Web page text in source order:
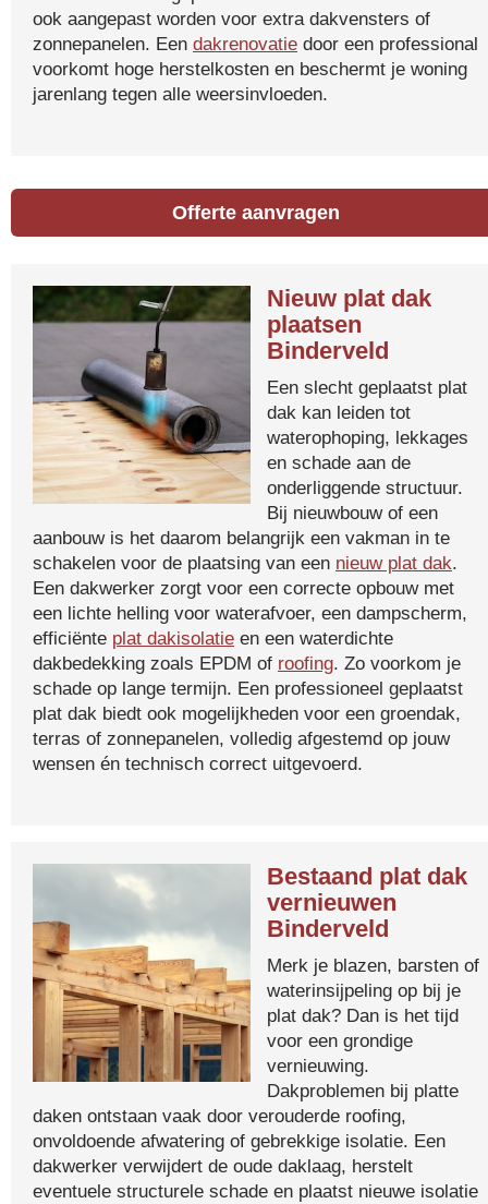
ook aangepast worden voor extra dakvensters of
zonnepanelen. Een dakrenovatie door een professional
voorkomt hoge herstelkosten en beschermt je woning
jarenlang tegen alle weersinvloeden.
Offerte aanvragen
Nieuw plat dak
plaatsen
Binderveld
Een slecht geplaatst plat
dak kan leiden tot
waterophoping, lekkages
en schade aan de
onderliggende structuur.
Bij nieuwbouw of een
aanbouw is het daarom belangrijk een vakman in te
schakelen voor de plaatsing van een nieuw plat dak.
Een dakwerker zorgt voor een correcte opbouw met
een lichte helling voor waterafvoer, een dampscherm,
efficiënte plat dakisolatie en een waterdichte
dakbedekking zoals EPDM of roofing. Zo voorkom je
schade op lange termijn. Een professioneel geplaatst
plat dak biedt ook mogelijkheden voor een groendak,
terras of zonnepanelen, volledig afgestemd op jouw
wensen én technisch correct uitgevoerd.
Bestaand plat dak
vernieuwen
Binderveld
Merk je blazen, barsten of
waterinsijpeling op bij je
plat dak? Dan is het tijd
voor een grondige
vernieuwing.
Dakproblemen bij platte
daken ontstaan vaak door verouderde roofing,
onvoldoende afwatering of gebrekkige isolatie. Een
dakwerker verwijdert de oude daklaag, herstelt
eventuele structurele schade en plaatst nieuwe isolatie